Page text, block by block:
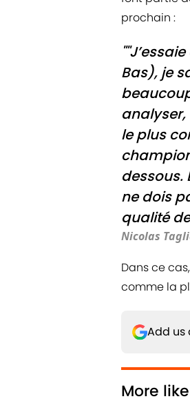
prochain :
Bas), je
le plus
dessous.
ne dois
qualité
Nicolas
Dans ce
comme la
Add us
More